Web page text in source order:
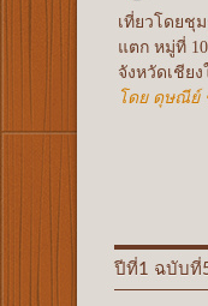
เที่ยวโดยชุ
แตก หมู่ที่
จังหวัดเชียง
โดย ดุษณีย์
ปีที่1 ฉบับที่